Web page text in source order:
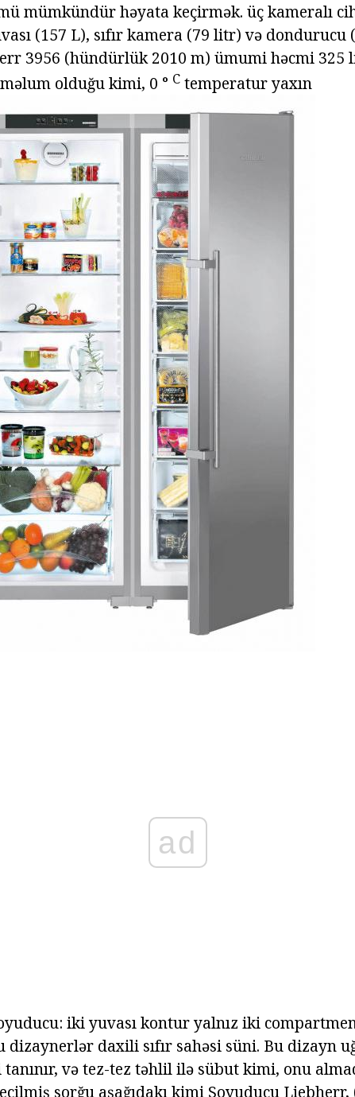
mümkündür həyata keçirmək. üç kameralı
(157 L), sıfır kamera (79 litr) və dondurucu
3956 (hündürlük 2010 m) ümumi həcmi
olduğu kimi, 0 ° C temperatur yaxın
ad
iki yuvası kontur yalnız iki
dizaynerlər daxili sıfır sahəsi süni. Bu dizayn
və tez-tez təhlil ilə sübut kimi, onu
sorğu aşağıdakı kimi Soyuducu